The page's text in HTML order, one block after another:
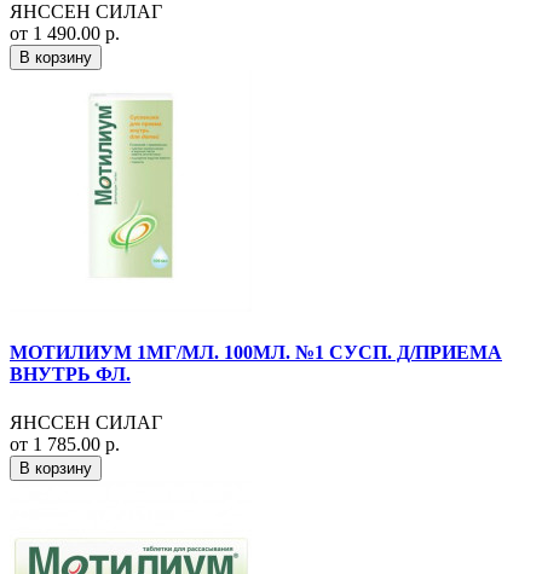
ЯНССЕН СИЛАГ
от 1 490.00 р.
В корзину
МОТИЛИУМ 1МГ/МЛ. 100МЛ. №1 СУСП. Д/ПРИЕМА
ВНУТРЬ ФЛ.
ЯНССЕН СИЛАГ
от 1 785.00 р.
В корзину